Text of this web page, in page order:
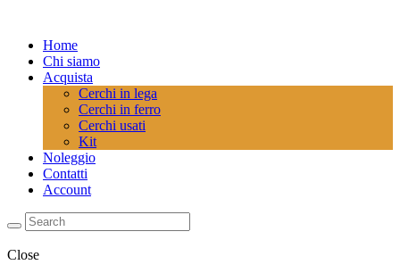
Home
Chi siamo
Acquista
Cerchi in lega
Cerchi in ferro
Cerchi usati
Kit
Noleggio
Contatti
Account
Close